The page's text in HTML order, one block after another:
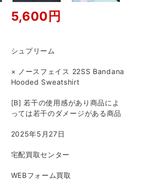
5,600円
シュプリーム
× ノースフェイス 22SS Bandana
Hooded Sweatshirt
[B] 若干の使用感があり商品によ
っては若干のダメージがある商品
2025年5月27日
宅配買取センター
WEBフォーム買取